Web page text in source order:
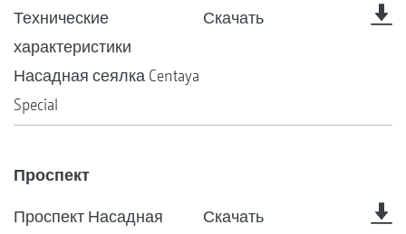
Технические
характеристики
Насадная сеялка Centaya
Special
Скачать
Проспект
Проспект Насадная
Скачать